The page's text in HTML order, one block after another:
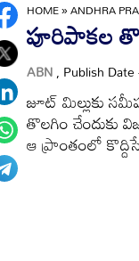
HOME»ANDHRA
పూరిపాకల
ABN, Publish
జూట్‌ మిల్లుకు
తొలగిం చేందుకు
ఆ ప్రాంతంలో